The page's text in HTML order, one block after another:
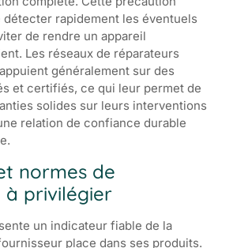
détecter rapidement les éventuels
de rendre un appareil
Les réseaux de réparateurs
généralement sur des
et certifiés, ce qui leur permet de
solides sur leurs interventions
relation de confiance durable
normes de
privilégier
un indicateur fiable de la
place dans ses produits.